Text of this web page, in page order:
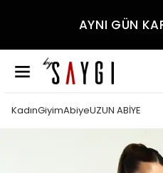
AYNI GÜN
KadınGiyimAbiyeUZUN ABİYE